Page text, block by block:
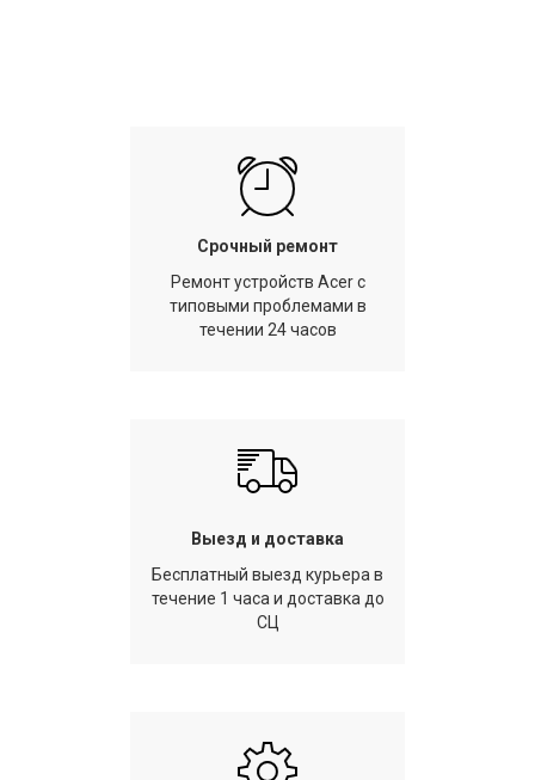
Срочный ремонт
Ремонт устройств Acer с
типовыми проблемами в
течении 24 часов
Выезд и доставка
Бесплатный выезд курьера в
течение 1 часа и доставка до
СЦ